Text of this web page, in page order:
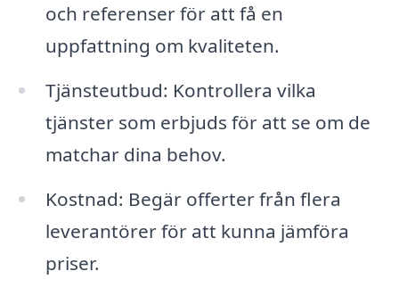
och referenser för att få en
uppfattning om kvaliteten.
Tjänsteutbud: Kontrollera vilka
tjänster som erbjuds för att se om de
matchar dina behov.
Kostnad: Begär offerter från flera
leverantörer för att kunna jämföra
priser.